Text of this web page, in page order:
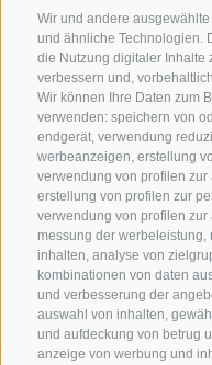
Wir und andere ausgewählte
und ähnliche Technologien.
die Nutzung digitaler Inhalte
verbessern und,
Wir können Ihre Daten zum
verwenden: speichern von
endgerät, verwendung
werbeanzeigen, erstellung
verwendung von profilen
erstellung von profilen zur
verwendung von profilen
messung der werbeleistung,
inhalten, analyse von
kombinationen von daten
und verbesserung der
auswahl von inhalten,
und aufdeckung von betrug
anzeige von werbung und